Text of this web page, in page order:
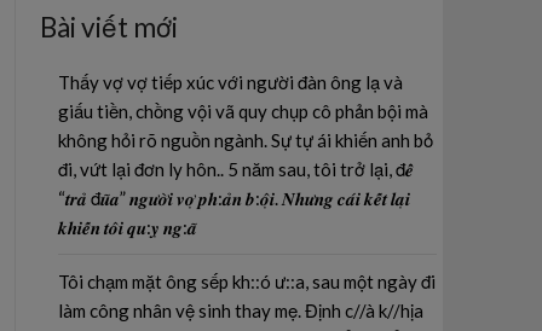
Bài viết mới
Thấy vợ vợ tiếp xúc với người đàn ông lạ và
giấu tiền, chồng vội vã quy chụp cô phản bội mà
không hỏi rõ nguồn ngành. Sự tự ái khiến anh bỏ
đi, vứt lại đơn ly hôn.. 5 năm sau, tôi trở lại, đ𝒆̂̉
“𝒕𝒓𝒂̉ đ𝒖̃𝒂” 𝒏𝒈𝒖̛𝒐̛̀𝒊 𝒗𝒐̛̣ 𝒑𝒉:𝒂̉𝒏 𝒃:𝒐̣̂𝒊. 𝑵𝒉𝒖̛𝒏𝒈 𝒄𝒂́𝒊 𝒌𝒆̂́𝒕 𝒍𝒂̣𝒊
𝒌𝒉𝒊𝒆̂́𝒏 𝒕𝒐̂𝒊 𝒒𝒖:𝒚̣ 𝒏𝒈:𝒂̃
Tôi chạm mặt ông sếp kh::ó ư::a, sau một ngày đi
làm công nhân vệ sinh thay mẹ. Định c//à k//hịa